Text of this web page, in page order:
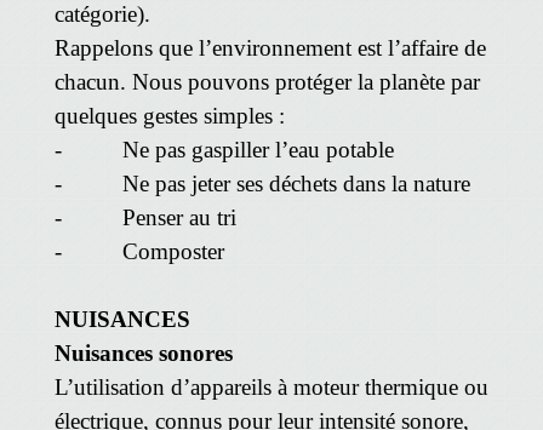
catégorie).
Rappelons que l’environnement est l’affaire de
chacun. Nous pouvons protéger la planète par
quelques gestes simples :
- Ne pas gaspiller l’eau potable
- Ne pas jeter ses déchets dans la nature
- Penser au tri
- Composter
NUISANCES
Nuisances sonores
L’utilisation d’appareils à moteur thermique ou
électrique, connus pour leur intensité sonore,